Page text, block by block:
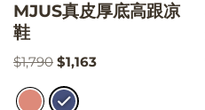
MJUS真皮厚底高跟凉
鞋
$1,790 $1,163